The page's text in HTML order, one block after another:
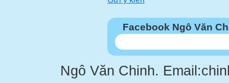
Tên thuốc
Trình bày


GOMATIL
Facebook Ngô Văn
Ngô Văn Chinh.